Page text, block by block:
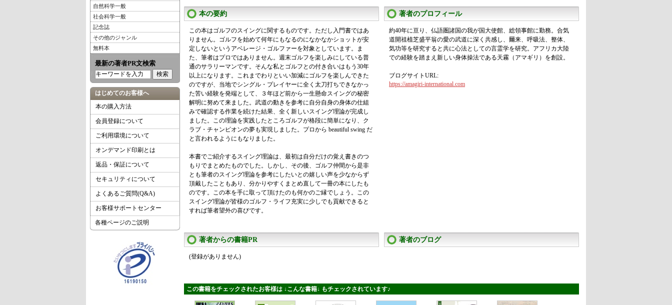
自然科学一般
社会科学一般
記念誌
その他のジャンル
無料本
最新の著者PR文検索
はじめてのお客様へ
本の購入方法
会員登録について
ご利用環境について
オンデマンド印刷とは
返品・保証について
セキュリティについて
よくあるご質問(Q&A)
お客様サポートセンター
各種ページのご説明
本の要約
この本はゴルフのスイングに関するものです。ただし入門書ではあ
りません。ゴルフを始めて何年にもなるのになかなかショットが安
定しないというアベレージ・ゴルファーを対象としています。ま
た、筆者はプロではありません。週末ゴルフを楽しみにしている普
通のサラリーマンです。そんな私とゴルフとの付き合いはもう30年
以上になります。これまでわりといい加減にゴルフを楽しんできた
のですが、当地でシングル・プレイヤーに全く太刀打ちできなかっ
た苦い経験を発端として、３年ほど前から一生懸命スイングの秘密
解明に努めて来ました。武道の動きを参考に自分自身の身体の仕組
みで確認する作業を続けた結果、全く新しいスイング理論が完成し
ました。この理論を実践したところゴルフが格段に簡単になり、ク
ラブ・チャンピオンの夢も実現しました。プロから beautiful swing だ
と言われるようにもなりました。
本書でご紹介するスイング理論は、最初は自分だけの覚え書きのつ
もりでまとめたものでした。しかし、その後、ゴルフ仲間から是非
とも筆者のスイング理論を参考にしたいとの嬉しい声を少なからず
頂戴したこともあり、分かりやすくまとめ直して一冊の本にしたも
のです。この本を手に取って頂けたのも何かのご縁でしょう。この
スイング理論が皆様のゴルフ・ライフ充実に少しでも貢献できると
すれば筆者望外の喜びです。
著者のプロフィール
約40年に亘り、仏語圏諸国の我が国大使館、総領事館に勤務。合気
道開祖植芝盛平翁の愛の武道に深く共感し、爾来、呼吸法、整体、
気功等を研究すると共に心法としての言霊学を研究。アフリカ大陸
での経験を踏まえ新しい身体操法である天霧（アマギリ）を創設。
ブログサイトURL:
https://amagiri-international.com
著者からの書籍PR
(登録がありません)
著者のブログ
この書籍をチェックされたお客様は ↓こんな書籍↓ もチェックされています♪